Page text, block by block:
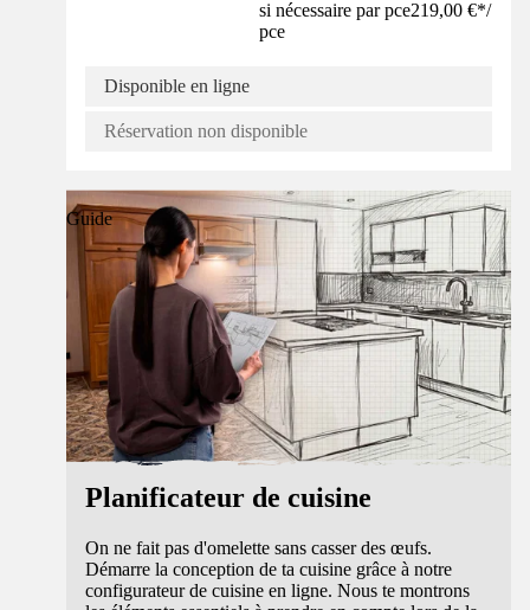
si nécessaire par pce219,00 €*/
pce
Disponible en ligne
Réservation non disponible
Guide
Planificateur de cuisine
On ne fait pas d'omelette sans casser des œufs.
Démarre la conception de ta cuisine grâce à notre
configurateur de cuisine en ligne. Nous te montrons